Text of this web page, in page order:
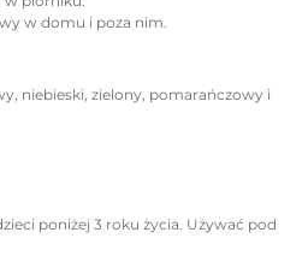
w domu i poza nim.
niebieski, zielony, pomarańczowy i
poniżej 3 roku życia. Używać pod